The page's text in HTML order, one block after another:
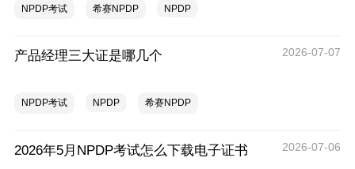
NPDP考试 希赛NPDP NPDP
产品经理三大证是哪几个 2026-07-07
NPDP考试 NPDP 希赛NPDP
2026年5月NPDP考试怎么下载电子证书 2026-07-06